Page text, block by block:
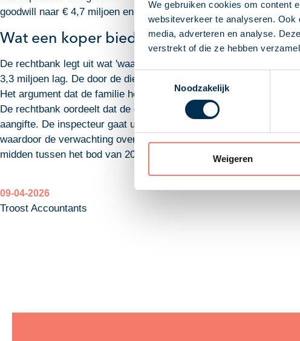
We gebruiken cookies om content
websiteverkeer te analyseren.
media, adverteren en analyse.
verstrekt of die ze hebben
Toestemmingsselectie
Noodzakelijk
Weigeren
goodwill naar € 4,7 miljoen en legt een forse aanslag op.
Wat een koper biedt, is de maatstaf
De rechtbank legt uit wat 'waarde in het economisch verkeer'
3,3 miljoen lag. De door de dierenarts gehanteerde waarde van
Het argument dat de familie helemaal niet van plan was te
De rechtbank oordeelt dat de dierenarts bewust een te lage
aangifte. De inspecteur gaat uit van de verkoopprijs van 2021,
waardoor de verwachting over de toekomstige omzet is
midden tussen het bod van 2020 en de uiteindelijke verkoopprijs.
09-04-2026
Troost Accountants